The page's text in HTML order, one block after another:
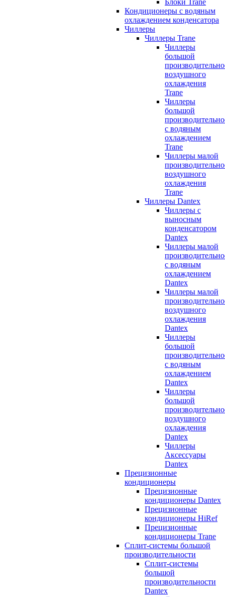
Кондиционеры с водяным
охлаждением конденсатора
Чиллеры
Чиллеры Trane
Чиллеры
большой
воздушного
охлаждения
Trane
Чиллеры
большой
с водяным
охлаждением
Trane
Чиллеры малой
воздушного
охлаждения
Trane
Чиллеры Dantex
Чиллеры с
выносным
конденсатором
Dantex
Чиллеры малой
с водяным
охлаждением
Dantex
Чиллеры малой
воздушного
охлаждения
Dantex
Чиллеры
большой
с водяным
охлаждением
Dantex
Чиллеры
большой
воздушного
охлаждения
Dantex
Чиллеры
Аксессуары
Dantex
Прецизионные
кондиционеры
Прецизионные
кондиционеры Dantex
Прецизионные
кондиционеры HiRef
Прецизионные
кондиционеры Trane
Сплит-системы большой
производительности
Сплит-системы
большой
производительности
Dantex